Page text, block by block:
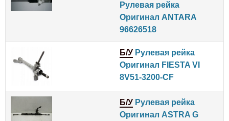
Рулевая рейка
Оригинал ANTARA
96626518
Б/У Рулевая рейка
Оригинал FIESTA VI
8V51-3200-CF
Б/У Рулевая рейка
Оригинал ASTRA G